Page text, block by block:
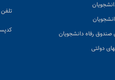
صندوق رفاه دانشجویان
دولتی
تلفن :
کد